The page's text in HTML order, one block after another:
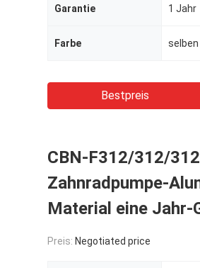
Garantie 1 Jahr
Farbe selben
Bestpreis
CBN-F312/312/
Zahnradpumpe-
Material eine Jahr-
Preis: Negotiated price